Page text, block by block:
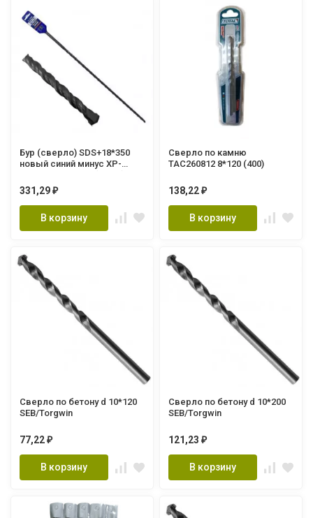
Бур (сверло) SDS+18*350
новый синий минус XP-
331,29 ₽
В корзину
Сверло по камню
TAC260812 8*120 (400)
138,22 ₽
В корзину
Сверло по бетону d 10*120
SEB/Torgwin
77,22 ₽
В корзину
Сверло по бетону d 10*200
SEB/Torgwin
121,23 ₽
В корзину